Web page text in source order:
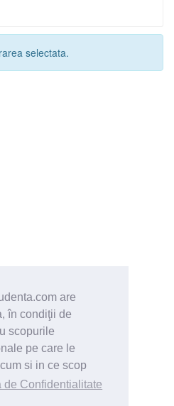
are
în condiţii de
scopurile
pe care le
si in ce scop
de Confidentialitate
selectata.